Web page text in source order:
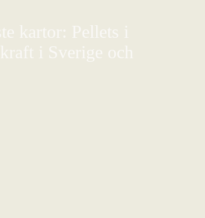
kartor: Pellets i
i Sverige och